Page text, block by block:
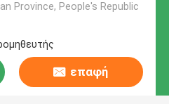
Province, People's Republic
επαφή